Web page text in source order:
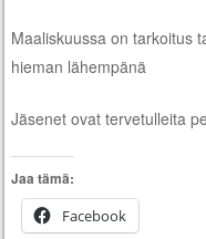
Maaliskuussa on tarkoitus
hieman lähempänä
Jäsenet ovat tervetulleita
Jaa tämä:
Facebook